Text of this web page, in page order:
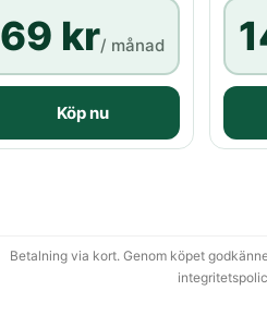
69 kr/ månad
Köp nu
Betalning via kort. Genom köpet